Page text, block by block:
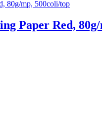
Paper Red,